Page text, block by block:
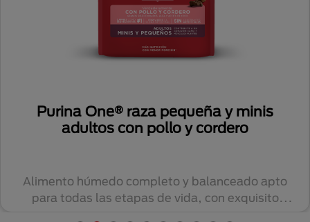
Purina One® raza pequeña y minis
adultos con pollo y cordero
Alimento húmedo completo y balanceado apto
para todas las etapas de vida, con exquisito